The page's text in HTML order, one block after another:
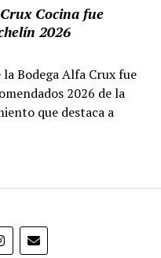
Cocina fue
2026
Bodega Alfa Crux fue
2026 de la
que destaca a